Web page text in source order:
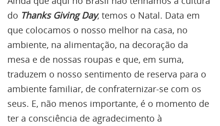
do Thanks Giving Day, temos o Natal. Data em
que colocamos o nosso melhor na casa, no
ambiente, na alimentação, na decoração da
mesa e de nossas roupas e que, em suma,
traduzem o nosso sentimento de reserva para o
ambiente familiar, de confraternizar-se com os
seus. E, não menos importante, é o momento de
ter a consciência de agradecimento à